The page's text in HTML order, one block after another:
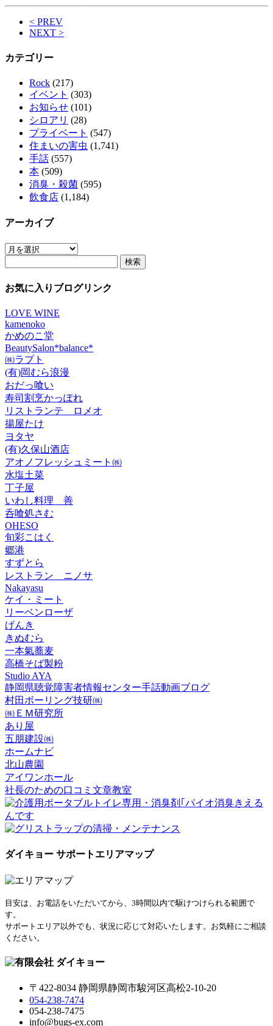
< PREV
NEXT >
カテゴリー
Rock (217)
イベント (303)
お知らせ (101)
シロアリ (28)
プライベート (547)
住まいの害虫 (1,741)
手話 (557)
本 (509)
消臭・殺菌 (595)
飲食店 (1,184)
アーカイブ
ア
イ
お気に入りブログリンク
LOVE WINE
kamenoko
かめのこ堂
BeautySalon*balance*
㈱ラプト
(有)岡むら浪漫
おだっ喰い
寿司割烹かっぽれ
リストランテ ロメオ
揚屋たけ
ヨタヤ
(有)久保山酒店
アオノフレッシュミート㈱
水塩土菜
丁子屋
いわし料理 善
呑喰処さむ
OHESO
旬彩こはく
郷港
すずとら
レストラン ニノサ
Nakayasu
ケイ・ミート
リーベンローザ
げんき
きぬむら
一本氣蕎麦
高橋そば製粉
Studio AYA
静岡県聴覚障害者情報センター手話動画ブログ
村田ボーリング技研㈱
㈱ＥＭ研究所
あり屋
五朋建設㈱
ホームナビ
北山農園
アイワンホール
社長のための口コミ文章教室
ダイキョー サポートエリアマップ
目安は、お電話をいただいてから、3時間以内で駆けつけられる範囲で
す。
サポートエリア以外でも、状況に応じて対応いたします。お気軽にご相談
ください。
〒422-8034 静岡県静岡市駿河区高松2-10-20
054-238-7474
054-238-7475
info@bugs-ex.com